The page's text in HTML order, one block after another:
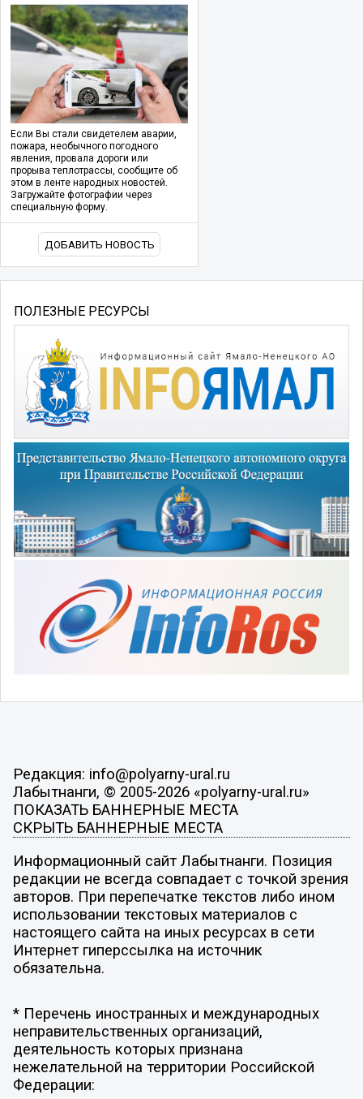
Если Вы стали свидетелем аварии,
пожара, необычного погодного
явления, провала дороги или
прорыва теплотрассы, сообщите об
этом в ленте народных новостей.
Загружайте фотографии через
специальную форму.
ДОБАВИТЬ НОВОСТЬ
ПОЛЕЗНЫЕ РЕСУРСЫ
Редакция: info@polyarny-ural.ru
Лабытнанги, © 2005-2026 «polyarny-ural.ru»
ПОКАЗАТЬ БАННЕРНЫЕ МЕСТА
СКРЫТЬ БАННЕРНЫЕ МЕСТА
Информационный сайт Лабытнанги. Позиция
редакции не всегда совпадает с точкой зрения
авторов. При перепечатке текстов либо ином
использовании текстовых материалов с
настоящего сайта на иных ресурсах в сети
Интернет гиперссылка на источник
обязательна.
* Перечень иностранных и международных
неправительственных организаций,
деятельность которых признана
нежелательной на территории Российской
Федерации: